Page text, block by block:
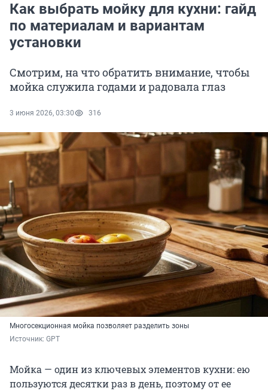
Как выбрать мойку для кухни: гайд
по материалам и вариантам
установки
Смотрим, на что обратить внимание, чтобы
мойка служила годами и радовала глаз
3 июня 2026, 03:30 316
Многосекционная мойка позволяет разделить зоны
Источник: GPT
Мойка — один из ключевых элементов кухни: ею
пользуются десятки раз в день, поэтому от ее